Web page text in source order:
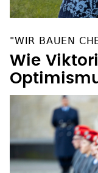
"WIR BAUEN
Wie